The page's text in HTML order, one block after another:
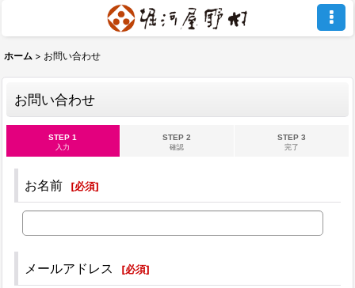
ホーム > お問い合わせ
お問い合わせ
STEP 1
入力
STEP 2
確認
STEP 3
完了
お名前 [必須]
メールアドレス [必須]